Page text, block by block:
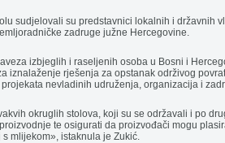
sudjelovali su predstavnici lokalnih i državnih
zadruge južne Hercegovine.
izbjeglih i raseljenih osoba u Bosni i
iznalaženje rješenja za opstanak održivog
nevladinih udruženja, organizacija i
okruglih stolova, koji su se održavali i po
te osigurati da proizvođači mogu
mlijekom», istaknula je Zukić.